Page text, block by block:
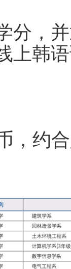
分，
上韩
，约